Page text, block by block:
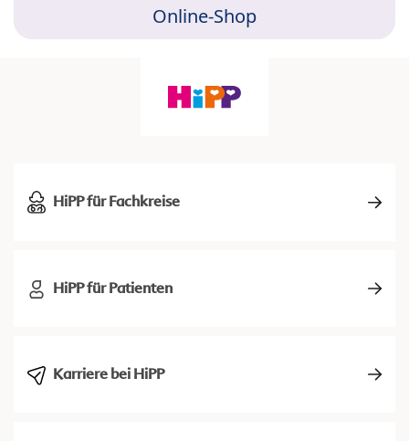
Online-Shop
HiPP für Fachkreise
HiPP für Patienten
Karriere bei HiPP